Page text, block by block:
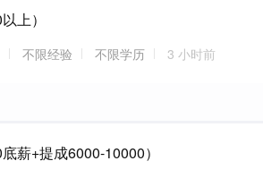
上）
不限经验 不限学历 3 小时前
薪+提成6000-10000）